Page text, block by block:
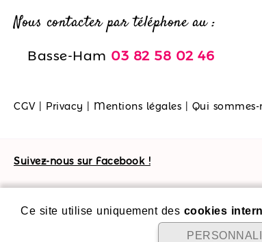
Nous contacter par téléphone au :
Basse-Ham 03 82 58 02 46
CGV| Privacy Mentions légales Qui sommes-
Suivez-nous sur Facebook !
Ce site utilise uniquement des cookies